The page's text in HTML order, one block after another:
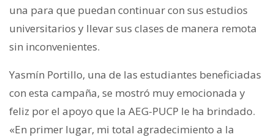
una para que puedan continuar con sus estudios
universitarios y llevar sus clases de manera remota
sin inconvenientes.
Yasmín Portillo, una de las estudiantes beneficiadas
con esta campaña, se mostró muy emocionada y
feliz por el apoyo que la AEG-PUCP le ha brindado.
«En primer lugar, mi total agradecimiento a la